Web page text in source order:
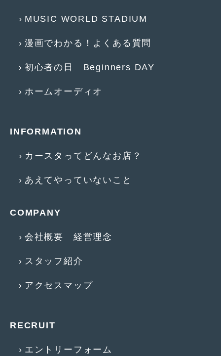
MUSIC WORLD STADIUM
漫画でわかる！よくある質問
初心者の日 Beginners DAY
ホームオーディオ
INFORMATION
カースタってどんなお店？
あえてやっていないこと
COMPANY
会社概要 経営理念
スタッフ紹介
アクセスマップ
RECRUIT
エントリーフォーム